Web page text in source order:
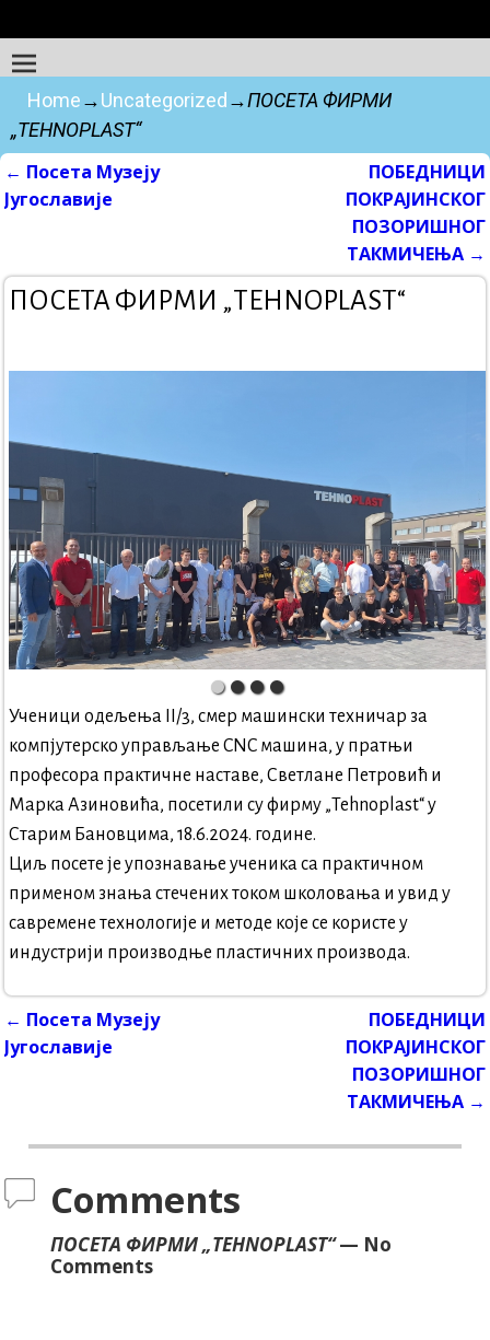
Home→Uncategorized →ПОСЕТА ФИРМИ
„TEHNOPLAST“
Post navigation
← Посета Музеју
Југославије
ПОБЕДНИЦИ
ПОКРАЈИНСКОГ
ПОЗОРИШНОГ
ТАКМИЧЕЊА →
ПОСЕТА ФИРМИ „TEHNOPLAST“
Ученици одељења II/3, смер машински техничар за
компјутерско управљање CNC машина, у пратњи
професора практичне наставе, Светлане Петровић и
Марка Азиновића, посетили су фирму „Tehnoplast“ у
Старим Бановцима, 18.6.2024. године.
Циљ посете је упознавање ученика са практичном
применом знања стечених током школовања и увид у
савремене технологије и методе које се користе у
индустрији производње пластичних производа.
Post navigation
← Посета Музеју
Југославије
ПОБЕДНИЦИ
ПОКРАЈИНСКОГ
ПОЗОРИШНОГ
ТАКМИЧЕЊА →
Comments
ПОСЕТА ФИРМИ „TEHNOPLAST“— No
Comments